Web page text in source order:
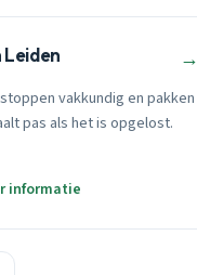
→
vakkundig en pakken
pas als het is opgelost.
informatie